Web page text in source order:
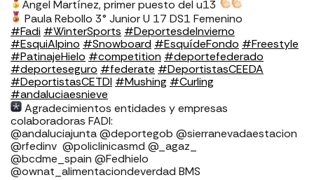
Ángel Martínez, primer puesto del u13
Paula Rebollo 3° Junior U 17 DS1 Femenino
#Fadi #WinterSports #DeportesdeInvierno
#EsquiAlpino #Snowboard #EsquídeFondo #Freestyle
#PatinajeHielo #competition #deportefederado
#deporteseguro #federate #DeportistasCEEDA
#DeportistasCETDI #Mushing #Curling
#andaluciaesnieve
Agradecimientos entidades y empresas
colaboradoras FADI: ⁣⁣⁣⁣⁣⁣⁣⁣⁣⁣⁣⁣⁣⁣⁣⁣⁣⁣
⁣⁣⁣⁣@andaluciajunta @deportegob ⁣⁣⁣@sierranevadaestacion
@rfedinv ⁣⁣⁣⁣⁣⁣⁣⁣⁣⁣⁣⁣⁣⁣⁣⁣⁣ @policlinicasmd @_agaz_
@bcdme_spain @Fedhielo
@ownat_alimentaciondeverdad BMS